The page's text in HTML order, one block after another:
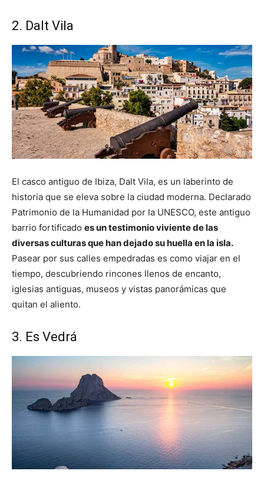
2. Dalt Vila
El casco antiguo de Ibiza, Dalt Vila, es un laberinto de
historia que se eleva sobre la ciudad moderna. Declarado
Patrimonio de la Humanidad por la UNESCO, este antiguo
barrio fortificado es un testimonio viviente de las
diversas culturas que han dejado su huella en la isla.
Pasear por sus calles empedradas es como viajar en el
tiempo, descubriendo rincones llenos de encanto,
iglesias antiguas, museos y vistas panorámicas que
quitan el aliento.
3. Es Vedrá